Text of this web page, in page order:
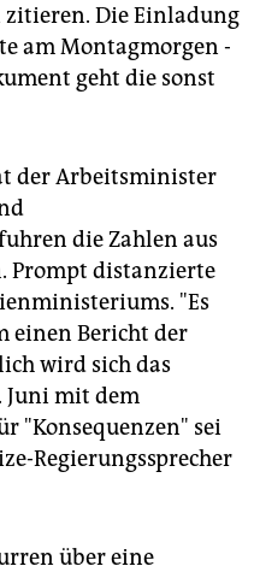
zitieren. Die Einladung
am Montagmorgen -
geht die sonst
der Arbeitsminister
die Zahlen aus
Prompt distanzierte
"Es
einen Bericht der
wird sich das
Juni mit dem
"Konsequenzen" sei
Regierungssprecher
über eine